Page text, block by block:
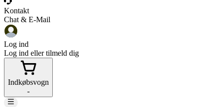
Kontakt
Chat & E-Mail
Log ind
Log ind eller tilmeld dig
Indkøbsvogn
-